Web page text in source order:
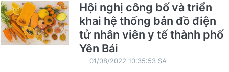
Hội nghị công bố và triển
khai hệ thống bản đồ điện
tử nhân viên y tế thành phố
Yên Bái
01/08/2022 10:35:53 SA